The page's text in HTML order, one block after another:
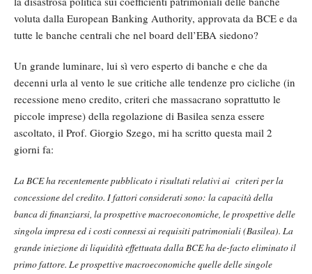
voluta dalla European Banking Authority, approvata da BCE e da
tutte le banche centrali che nel board dell’EBA siedono?
Un grande luminare, lui sì vero esperto di banche e che da
decenni urla al vento le sue critiche alle tendenze pro cicliche (in
recessione meno credito, criteri che massacrano soprattutto le
piccole imprese) della regolazione di Basilea senza essere
ascoltato, il Prof. Giorgio Szego, mi ha scritto questa mail 2
giorni fa:
La BCE ha recentemente pubblicato i risultati relativi ai criteri per la
concessione del credito. I fattori considerati sono: la capacità della
banca di finanziarsi, la prospettive macroeconomiche, le prospettive delle
singola impresa ed i costi connessi ai requisiti patrimoniali (Basilea). La
grande iniezione di liquidità effettuata dalla BCE ha de-facto eliminato il
primo fattore. Le prospettive macroeconomiche quelle delle singole